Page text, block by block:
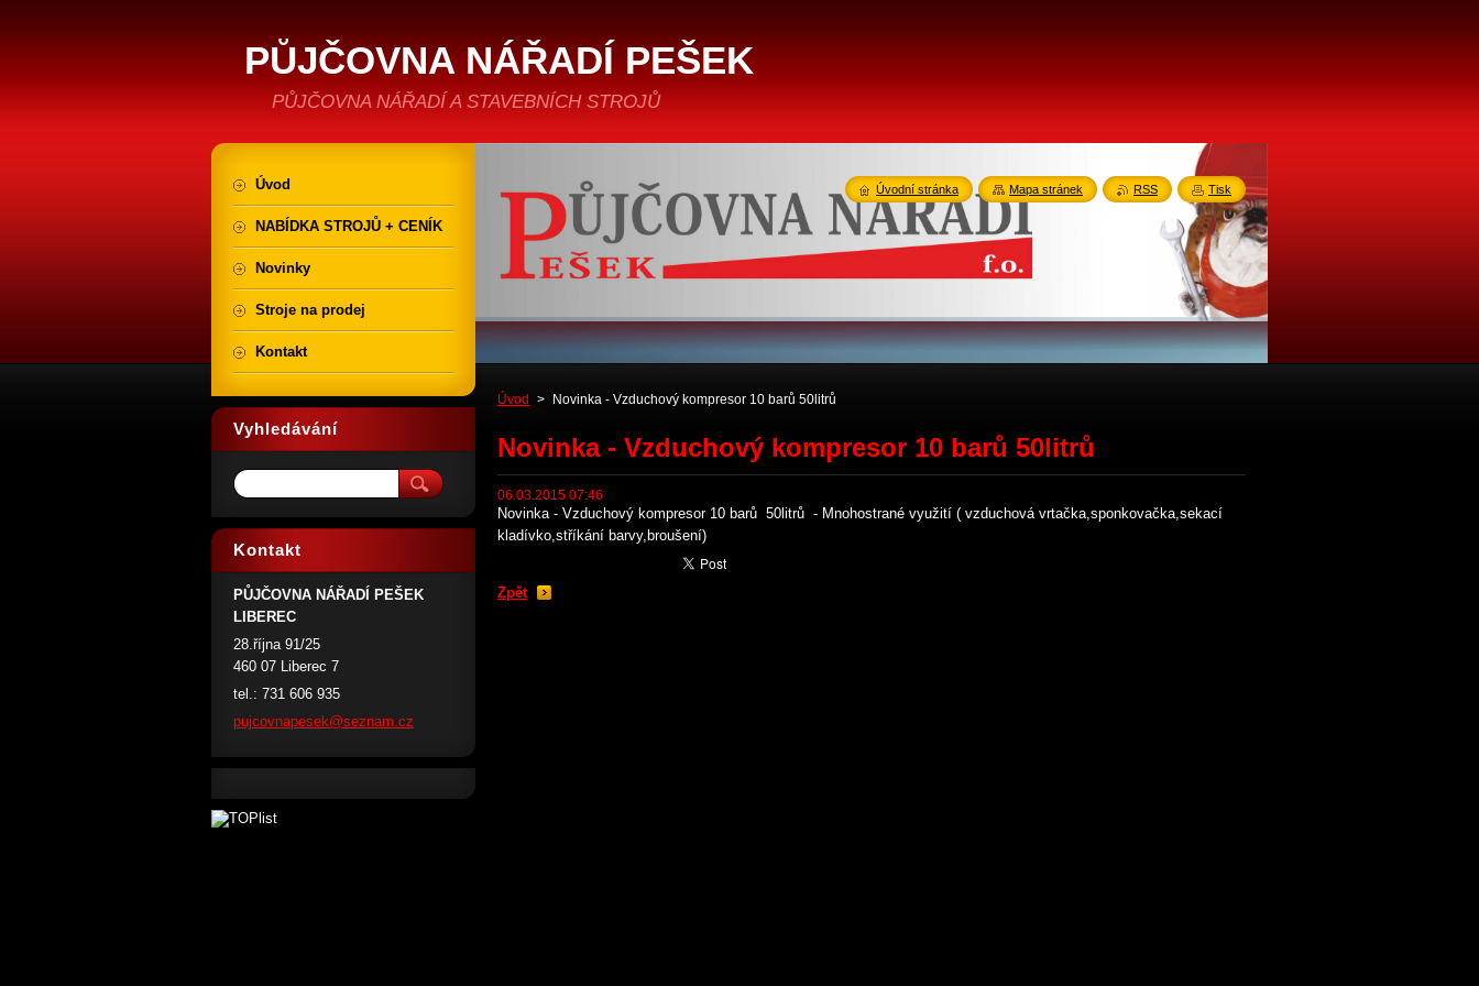
PŮJČOVNA NÁŘADÍ PEŠEK
LIBEREC
PŮJČOVNA NÁŘADÍ A STAVEBNÍCH STROJŮ
Úvod > Novinka - Vzduchový kompresor 10 barů 50litrů
Novinka - Vzduchový kompresor 10 barů 50litrů
06.03.2015 07:46
Novinka - Vzduchový kompresor 10 barů 50litrů - Mnohostrané využití ( vzduchová vrtačka,sponkovačka,sekací
kladívko,stříkání barvy,broušení)
Zpět
Úvod
NABÍDKA STROJŮ + CENÍK
Novinky
Stroje na prodej
Kontakt
Vyhledávání
Kontakt
PŮJČOVNA NÁŘADÍ PEŠEK
LIBEREC
28.října 91/25
460 07 Liberec 7
tel.: 731 606 935
pujcovnapesek@seznam.cz
Úvodní stránka Mapa stránek RSS Tisk